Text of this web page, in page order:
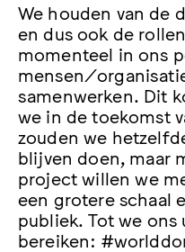
We houden van de
en dus ook de
momenteel in ons
mensen/
samenwerken. Dit
we in de toekomst
zouden we
blijven doen, maar
project willen we
een grotere schaal
publiek. Tot we
bereiken: